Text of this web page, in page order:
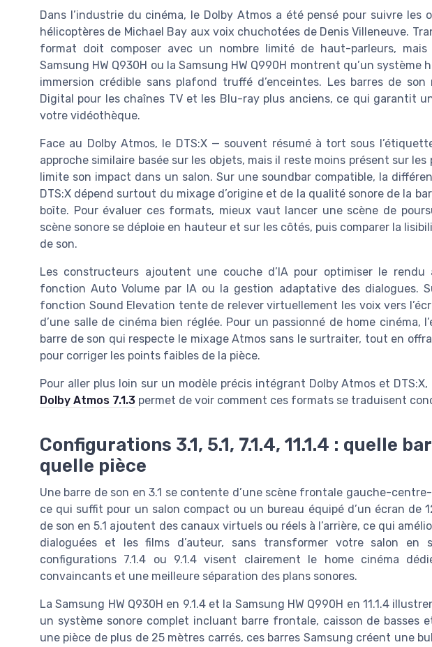
Dans l’industrie du cinéma, le Dolby Atmos a été pensé pour suivre les
hélicoptères de Michael Bay aux voix chuchotées de Denis Villeneuve.
format doit composer avec un nombre limité de haut-parleurs, mais
Samsung HW Q930H ou la Samsung HW Q990H montrent qu’un
immersion crédible sans plafond truffé d’enceintes. Les barres de
Digital pour les chaînes TV et les Blu-ray plus anciens, ce qui garantit
votre vidéothèque.
Face au Dolby Atmos, le DTS:X — souvent résumé à tort sous
approche similaire basée sur les objets, mais il reste moins présent sur
limite son impact dans un salon. Sur une soundbar compatible, la
DTS:X dépend surtout du mixage d’origine et de la qualité sonore de la
boîte. Pour évaluer ces formats, mieux vaut lancer une scène de
scène sonore se déploie en hauteur et sur les côtés, puis comparer la
de son.
Les constructeurs ajoutent une couche d’IA pour optimiser le
fonction Auto Volume par IA ou la gestion adaptative des dialogues.
fonction Sound Elevation tente de relever virtuellement les voix vers
d’une salle de cinéma bien réglée. Pour un passionné de home cinéma,
barre de son qui respecte le mixage Atmos sans le surtraiter, tout en
pour corriger les points faibles de la pièce.
Pour aller plus loin sur un modèle précis intégrant Dolby Atmos et
Dolby Atmos 7.1.3 permet de voir comment ces formats se traduisent
Configurations 3.1, 5.1, 7.1.4, 11.1.4 : quelle
quelle pièce
Une barre de son en 3.1 se contente d’une scène frontale gauche-
ce qui suffit pour un salon compact ou un bureau équipé d’un écran de
de son en 5.1 ajoutent des canaux virtuels ou réels à l’arrière, ce qui
dialoguées et les films d’auteur, sans transformer votre salon en
configurations 7.1.4 ou 9.1.4 visent clairement le home cinéma
convaincants et une meilleure séparation des plans sonores.
La Samsung HW Q930H en 9.1.4 et la Samsung HW Q990H en 11.1.4
un système sonore complet incluant barre frontale, caisson de basses
une pièce de plus de 25 mètres carrés, ces barres Samsung créent une